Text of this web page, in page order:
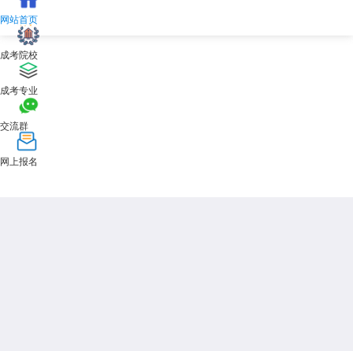
生，凭相关证书可申请免试就读专升本。
三、政策执行要点：材料真实，流程规范
材料提交：申请加分或免试的考生需在报名时勾选对应标识，并上传
证书扫描件，现场确认时携带原件审核;
时间节点：身份认定时间为8月18日至26日，网上报名时间为8月25
日至28日，逾期不再受理;
诚信原则：若发现弄虚作假，将取消考试资格、成绩或录取资格，入
学后发现的将取消学籍。
网站首页
成考院校
成考专业
交流群
网上报名